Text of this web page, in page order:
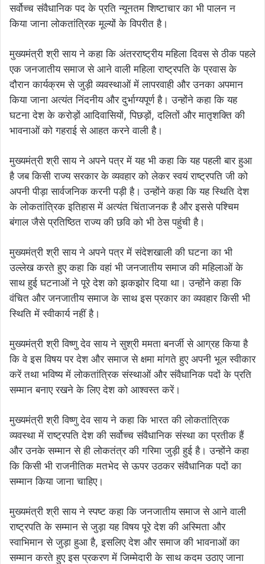
सर्वोच्च संवैधानिक पद के प्रति न्यूनतम शिष्टाचार का भी पालन न
किया जाना लोकतांत्रिक मूल्यों के विपरीत है।
मुख्यमंत्री श्री साय ने कहा कि अंतरराष्ट्रीय महिला दिवस से ठीक पहले
एक जनजातीय समाज से आने वाली महिला राष्ट्रपति के प्रवास के
दौरान कार्यक्रम से जुड़ी व्यवस्थाओं में लापरवाही और उनका अपमान
किया जाना अत्यंत निंदनीय और दुर्भाग्यपूर्ण है। उन्होंने कहा कि यह
घटना देश के करोड़ों आदिवासियों, पिछड़ों, दलितों और मातृशक्ति की
भावनाओं को गहराई से आहत करने वाली है।
मुख्यमंत्री श्री साय ने अपने पत्र में यह भी कहा कि यह पहली बार हुआ
है जब किसी राज्य सरकार के व्यवहार को लेकर स्वयं राष्ट्रपति जी को
अपनी पीड़ा सार्वजनिक करनी पड़ी है। उन्होंने कहा कि यह स्थिति देश
के लोकतांत्रिक इतिहास में अत्यंत चिंताजनक है और इससे पश्चिम
बंगाल जैसे प्रतिष्ठित राज्य की छवि को भी ठेस पहुंची है।
मुख्यमंत्री श्री साय ने अपने पत्र में संदेशखाली की घटना का भी
उल्लेख करते हुए कहा कि वहां भी जनजातीय समाज की महिलाओं के
साथ हुई घटनाओं ने पूरे देश को झकझोर दिया था। उन्होंने कहा कि
वंचित और जनजातीय समाज के साथ इस प्रकार का व्यवहार किसी भी
स्थिति में स्वीकार्य नहीं है।
मुख्यमंत्री श्री विष्णु देव साय ने सुश्री ममता बनर्जी से आग्रह किया है
कि वे इस विषय पर देश और समाज से क्षमा मांगते हुए अपनी भूल स्वीकार
करें तथा भविष्य में लोकतांत्रिक संस्थाओं और संवैधानिक पदों के प्रति
सम्मान बनाए रखने के लिए देश को आश्वस्त करें।
मुख्यमंत्री श्री विष्णु देव साय ने कहा कि भारत की लोकतांत्रिक
व्यवस्था में राष्ट्रपति देश की सर्वोच्च संवैधानिक संस्था का प्रतीक हैं
और उनके सम्मान से ही लोकतंत्र की गरिमा जुड़ी हुई है। उन्होंने कहा
कि किसी भी राजनीतिक मतभेद से ऊपर उठकर संवैधानिक पदों का
सम्मान किया जाना चाहिए।
मुख्यमंत्री श्री साय ने स्पष्ट कहा कि जनजातीय समाज से आने वाली
राष्ट्रपति के सम्मान से जुड़ा यह विषय पूरे देश की अस्मिता और
स्वाभिमान से जुड़ा हुआ है, इसलिए देश और समाज की भावनाओं का
सम्मान करते हुए इस प्रकरण में जिम्मेदारी के साथ कदम उठाए जाना